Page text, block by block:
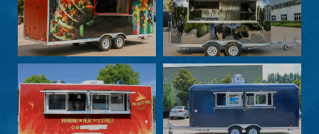
Dansk
Hrvatski
Српски језик
Norsk nynorsk
Maori
Eesti